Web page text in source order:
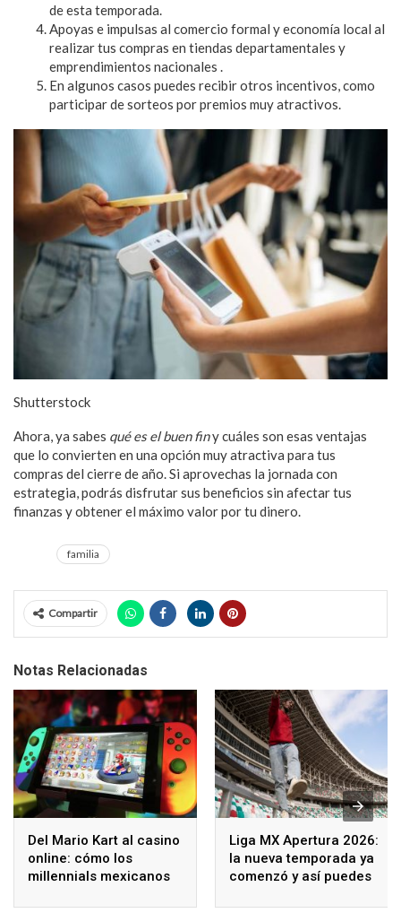
de esta temporada.
Apoyas e impulsas al comercio formal y economía local al
realizar tus compras en tiendas departamentales y
emprendimientos nacionales .
En algunos casos puedes recibir otros incentivos, como
participar de sorteos por premios muy atractivos.
Shutterstock
Ahora, ya sabes qué es el buen finy cuáles son esas ventajas
que lo convierten en una opción muy atractiva para tus
compras del cierre de año. Si aprovechas la jornada con
estrategia, podrás disfrutar sus beneficios sin afectar tus
finanzas y obtener el máximo valor por tu dinero.
familia
Compartir
Notas Relacionadas
Del Mario Kart al casino
online: cómo los
millennials mexicanos
Liga MX Apertura 2026:
la nueva temporada ya
comenzó y así puedes